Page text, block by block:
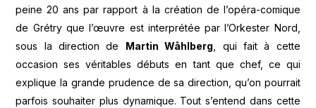
peine 20 ans par rapport à la création de l’opéra-comique
de Grétry que l’œuvre est interprétée par l’Orkester Nord,
sous la direction de Martin Wåhlberg , qui fait à cette
occasion ses véritables débuts en tant que chef, ce qui
explique la grande prudence de sa direction, qu’on pourrait
parfois souhaiter plus dynamique. Tout s’entend dans cette